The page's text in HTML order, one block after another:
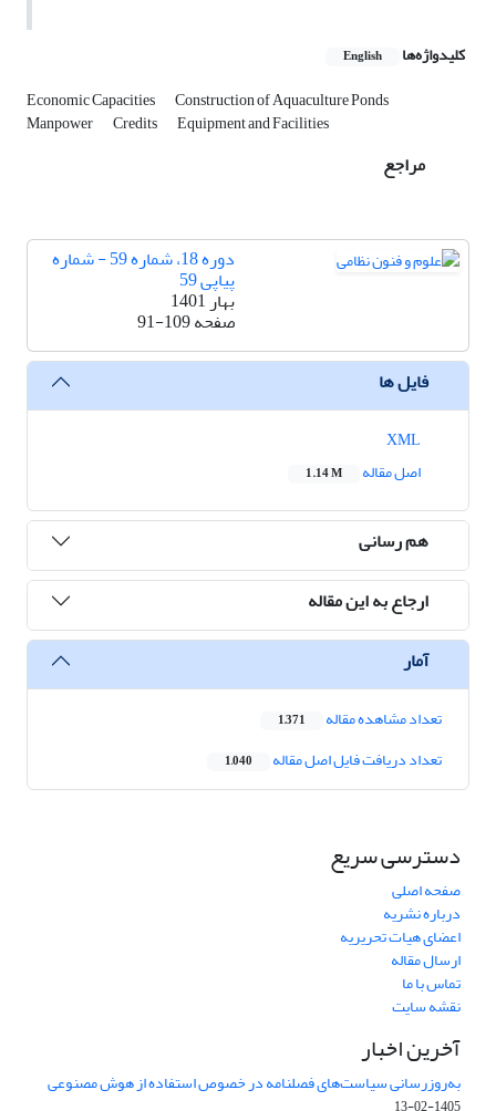
کلیدواژه‌ها English
Economic Capacities Construction of Aquaculture Ponds
Manpower Credits Equipment and Facilities
مراجع
دوره 18، شماره 59 - شماره
پیاپی 59
بهار 1401
صفحه91-109
فایل ها
اصل مقاله
1.14 M
هم رسانی
ارجاع به این مقاله
آمار
تعداد مشاهده مقاله 1,371
تعداد دریافت فایل اصل مقاله 1,040
دسترسی سریع
صفحه اصلی
درباره نشریه
اعضای هیات تحریریه
ارسال مقاله
تماس با ما
نقشه سایت
آخرین اخبار
به‌روزرسانی سیاست‌های فصلنامه در خصوص استفاده از هوش مصنوعی